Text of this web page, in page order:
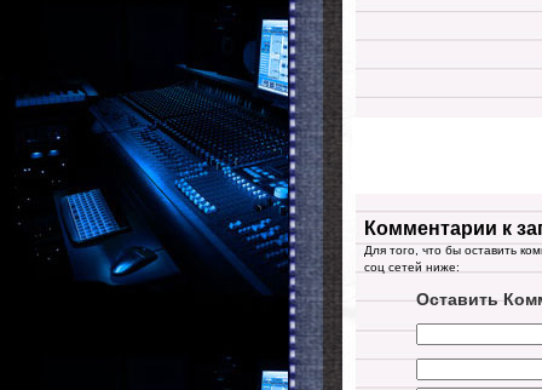
Комментарии к
Для того, что бы оставить
соц сетей ниже:
Оставить